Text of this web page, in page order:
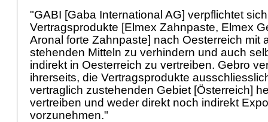
"GABI [Gaba International AG] verpflichtet
Vertragsprodukte [Elmex Zahnpaste, Elmex
Aronal forte Zahnpaste] nach Oesterreich mit
stehenden Mitteln zu verhindern und auch
indirekt in Oesterreich zu vertreiben. Gebro
ihrerseits, die Vertragsprodukte
vertraglich zustehenden Gebiet [Österreich]
vertreiben und weder direkt noch indirekt
vorzunehmen."